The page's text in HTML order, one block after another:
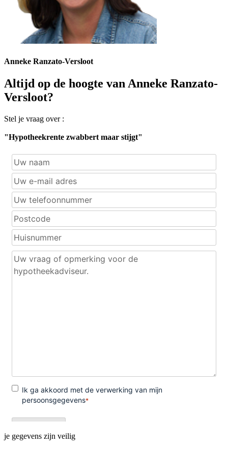
Anneke Ranzato-Versloot
Altijd op de hoogte van Anneke Ranzato-
Versloot?
Stel je vraag over :
"Hypotheekrente zwabbert maar stijgt"
je gegevens zijn veilig